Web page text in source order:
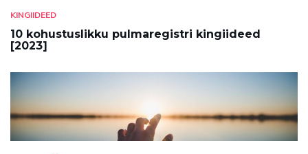
KINGIIDEED
10 kohustuslikku pulmaregistri kingiideed
[2023]